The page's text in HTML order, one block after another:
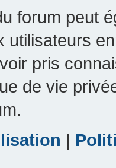
forum peut
utilisateurs
pris
de vie
|